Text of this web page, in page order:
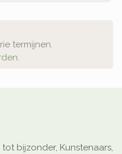
termijnen.
bijzonder, Kunstenaars,